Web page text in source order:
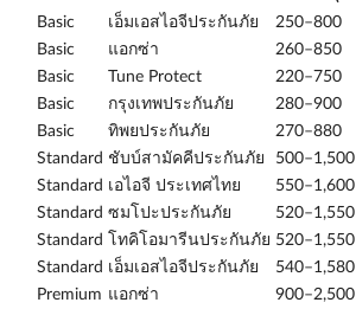
Basic
เอ็มเอสไอจีประกันภัย
250–800
Basic
แอกซ่า
260–850
Basic
Tune Protect
220–750
Basic
กรุงเทพประกันภัย
280–900
Basic
ทิพยประกันภัย
270–880
Standard ชับบ์สามัคคีประกันภัย
500–1,500
Standard เอไอจี ประเทศไทย
550–1,600
Standard ซมโปะประกันภัย
520–1,550
Standard โทคิโอมารีนประกันภัย 520–1,550
Standard เอ็มเอสไอจีประกันภัย
540–1,580
Premium แอกซ่า
900–2,500